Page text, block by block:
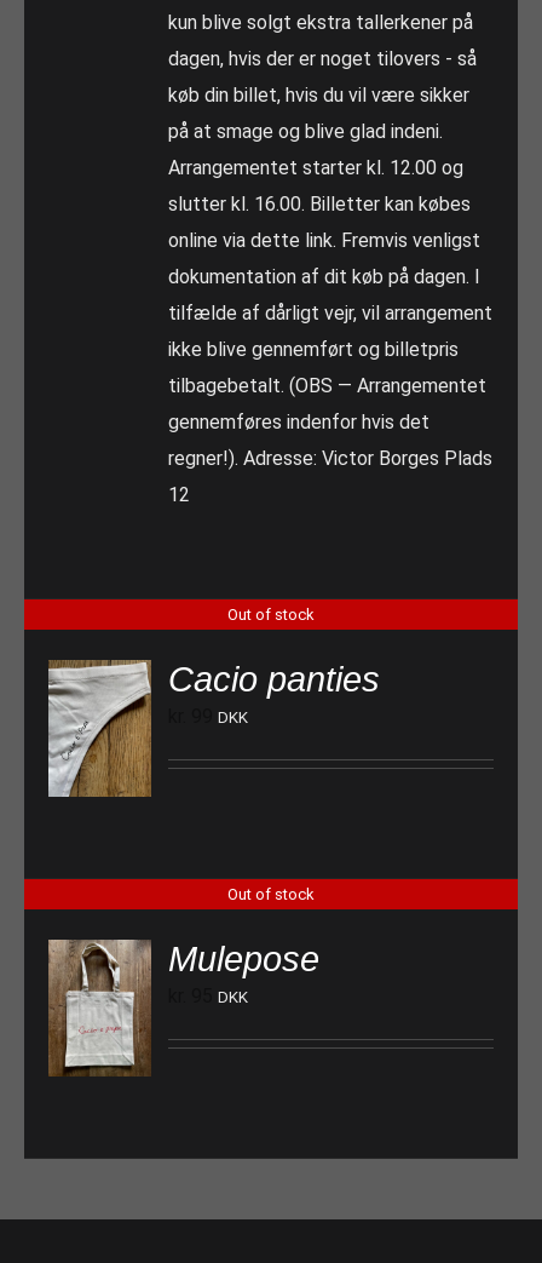
kun blive solgt ekstra tallerkener på
dagen, hvis der er noget tilovers - så
køb din billet, hvis du vil være sikker
på at smage og blive glad indeni.
Arrangementet starter kl. 12.00 og
slutter kl. 16.00. Billetter kan købes
online via dette link. Fremvis venligst
dokumentation af dit køb på dagen. I
tilfælde af dårligt vejr, vil arrangement
ikke blive gennemført og billetpris
tilbagebetalt. (OBS — Arrangementet
gennemføres indenfor hvis det
regner!). Adresse: Victor Borges Plads
12
Out of stock
Cacio panties
DKK
Out of stock
Mulepose
DKK